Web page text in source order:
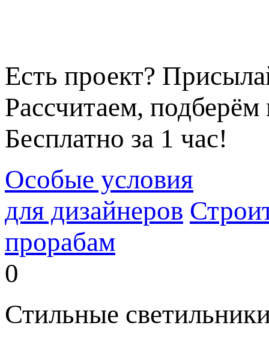
Есть проект?
Рассчитаем,
Бесплатно за 1 час!
Особые условия
для дизайнеров
прорабам
0
Стильные